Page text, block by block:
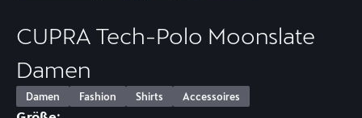
CUPRA Tech-Polo Moonslate
Damen
Damen Fashion Shirts Accessoires